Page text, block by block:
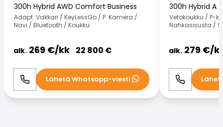
300h Hybrid AWD Comfort Business
Adapt. Vakkari / KeyLessGo / P. Kamera /
Navi / Bluetooth / Koukku
alk. 269 €/kk 22 800 €
Soita WhatsApp
Lähetä Whatsapp-viesti
300h Hybrid A
Vetokoukku / P-
Nahkasisusta /
alk. 279 €/
Soita